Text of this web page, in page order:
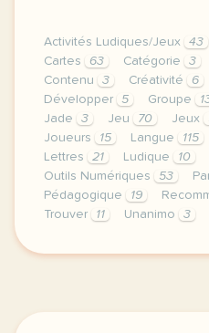
Activités Ludiques/Jeux 43
Cartes
63 Catégorie 3
Contenu
3 Créativité 6
Développer
5 Groupe
Jade
3 Jeu 70 Jeux
Joueurs
15 Langue 115
Lettres
21 Ludique 10
Outils Numériques
53
Pédagogique
19
Trouver
11 Unanimo 3
webinaire mercredi